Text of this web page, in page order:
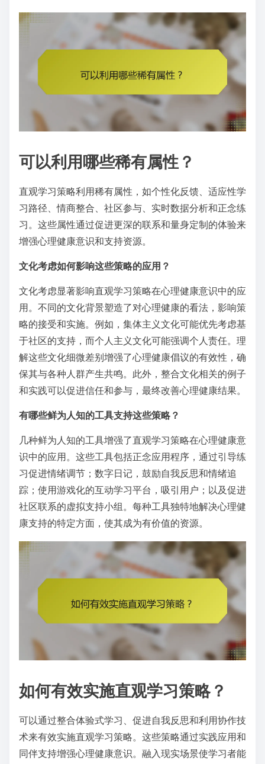
可以利用哪些稀有属性？
直观学习策略利用稀有属性，如个性化反馈、适应性学
习路径、情商整合、社区参与、实时数据分析和正念练
习。这些属性通过促进更深的联系和量身定制的体验来
增强心理健康意识和支持资源。
文化考虑如何影响这些策略的应用？
文化考虑显著影响直观学习策略在心理健康意识中的应
用。不同的文化背景塑造了对心理健康的看法，影响策
略的接受和实施。例如，集体主义文化可能优先考虑基
于社区的支持，而个人主义文化可能强调个人责任。理
解这些文化细微差别增强了心理健康倡议的有效性，确
保其与各种人群产生共鸣。此外，整合文化相关的例子
和实践可以促进信任和参与，最终改善心理健康结果。
有哪些鲜为人知的工具支持这些策略？
几种鲜为人知的工具增强了直观学习策略在心理健康意
识中的应用。这些工具包括正念应用程序，通过引导练
习促进情绪调节；数字日记，鼓励自我反思和情绪追
踪；使用游戏化的互动学习平台，吸引用户；以及促进
社区联系的虚拟支持小组。每种工具独特地解决心理健
康支持的特定方面，使其成为有价值的资源。
如何有效实施直观学习策略？
可以通过整合体验式学习、促进自我反思和利用协作技
术来有效实施直观学习策略。这些策略通过实践应用和
同伴支持增强心理健康意识。融入现实场景使学习者能